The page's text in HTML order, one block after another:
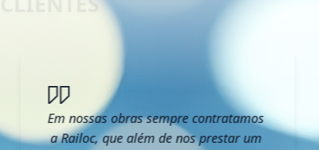
Em nossas obras sempre contratamos
a Railoc, que além de nos prestar um